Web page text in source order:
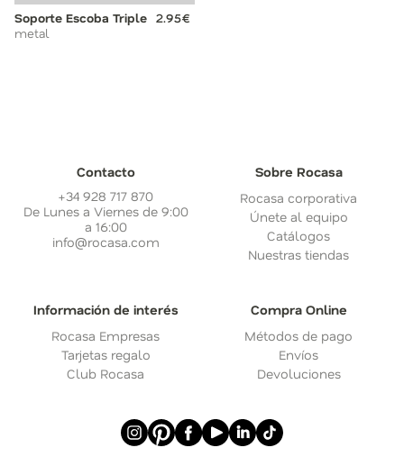
Soporte Escoba Triple
2.95€
metal
Contacto
+34 928 717 870
De Lunes a Viernes de 9:00
a 16:00
info@rocasa.com
Sobre Rocasa
Rocasa corporativa
Únete al equipo
Catálogos
Nuestras tiendas
Información de interés
Rocasa Empresas
Tarjetas regalo
Club Rocasa
Compra Online
Métodos de pago
Envíos
Devoluciones